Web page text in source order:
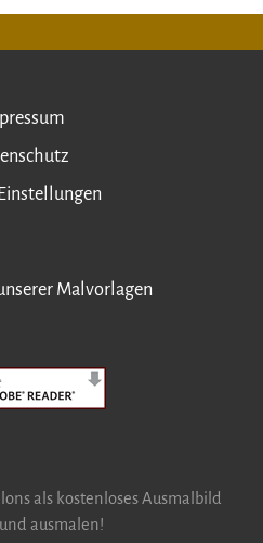
Malvorlagen
als kostenloses Ausmalbild
ausmalen!